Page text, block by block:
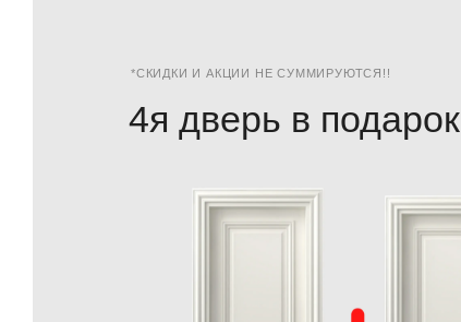
*СКИДКИ И АКЦИИ НЕ СУММИРУЮТСЯ!!
4я дверь в подарок